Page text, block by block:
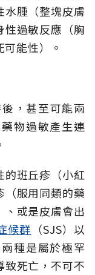
腫（整塊皮膚
性過敏反應（胸
能性）。
，甚至可能兩
物過敏產生連
班丘疹（小紅
服用同類的藥
或是皮膚會出
候群 （SJS）以
兩種是屬於極罕
致死亡，不可不